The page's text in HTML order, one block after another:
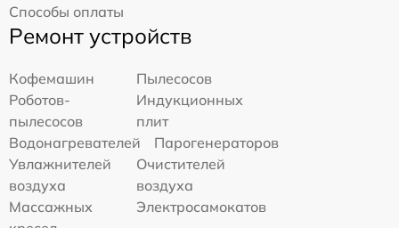
Способы оплаты
Ремонт устройств
Кофемашин
Пылесосов
Роботов-
пылесосов
Индукционных
плит
Водонагревателей
Парогенераторов
Увлажнителей
воздуха
Очистителей
воздуха
Массажных
Электросамокатов